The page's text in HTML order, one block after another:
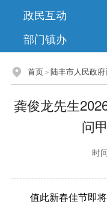
政民互动
部门镇办
首页 > 陆丰市人民政
龚俊龙先生
问
时
值此新春佳节即将